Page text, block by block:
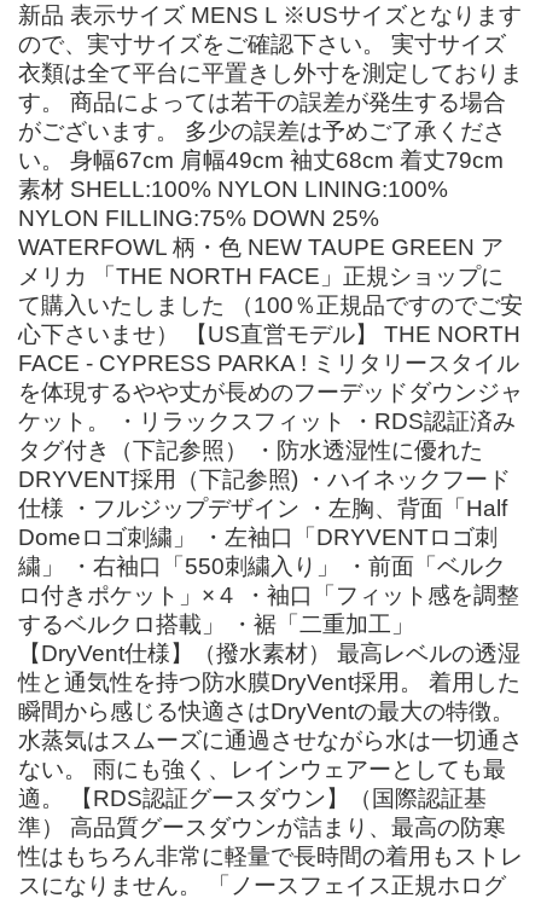
新品 表示サイズ MENS L ※USサイズとなります
ので、実寸サイズをご確認下さい。 実寸サイズ
衣類は全て平台に平置きし外寸を測定しておりま
す。 商品によっては若干の誤差が発生する場合
がございます。 多少の誤差は予めご了承くださ
い。 身幅67cm 肩幅49cm 袖丈68cm 着丈79cm
素材 SHELL:100% NYLON LINING:100%
NYLON FILLING:75% DOWN 25%
WATERFOWL 柄・色 NEW TAUPE GREEN ア
メリカ 「THE NORTH FACE」正規ショップに
て購入いたしました （100％正規品ですのでご安
心下さいませ） 【US直営モデル】 THE NORTH
FACE - CYPRESS PARKA ! ミリタリースタイル
を体現するやや丈が長めのフーデッドダウンジャ
ケット。 ・リラックスフィット ・RDS認証済み
タグ付き（下記参照） ・防水透湿性に優れた
DRYVENT採用（下記参照) ・ハイネックフード
仕様 ・フルジップデザイン ・左胸、背面「Half
Domeロゴ刺繍」 ・左袖口「DRYVENTロゴ刺
繍」 ・右袖口「550刺繍入り」 ・前面「ベルク
ロ付きポケット」×４ ・袖口「フィット感を調整
するベルクロ搭載」 ・裾「二重加工」
【DryVent仕様】（撥水素材） 最高レベルの透湿
性と通気性を持つ防水膜DryVent採用。 着用した
瞬間から感じる快適さはDryVentの最大の特徴。
水蒸気はスムーズに通過させながら水は一切通さ
ない。 雨にも強く、レインウェアーとしても最
適。 【RDS認証グースダウン】（国際認証基
準） 高品質グースダウンが詰まり、最高の防寒
性はもちろん非常に軽量で長時間の着用もストレ
スになりません。 「ノースフェイス正規ホログ